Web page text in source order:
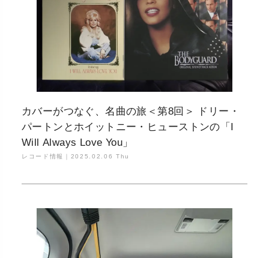
カバーがつなぐ、名曲の旅＜第8回＞ ドリー・
パートンとホイットニー・ヒューストンの「I
Will Always Love You」
レコード情報｜ 2025.02.06 Thu